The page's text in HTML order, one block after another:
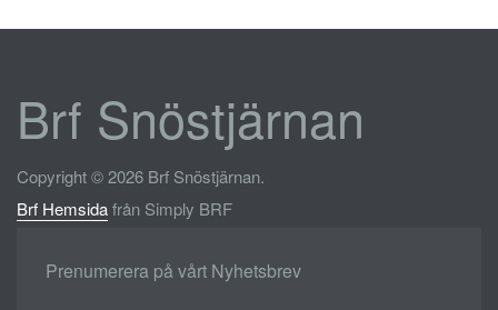
Brf Snöstjärnan
Copyright © 2026 Brf Snöstjärnan.
Brf Hemsidafrån Simply BRF
Prenumerera på vårt Nyhetsbrev